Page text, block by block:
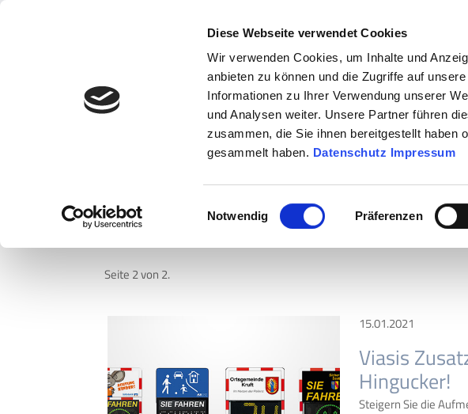
Diese Webseite verwendet Cookies
Wir verwenden Cookies, um Inhalte und
anbieten zu können und die Zugriffe auf
Informationen zu Ihrer Verwendung unserer
und Analysen weiter. Unsere Partner führen
zusammen, die Sie ihnen bereitgestellt haben
gesammelt haben. Datenschutz Impressum
Einwilligungsauswahl
Notwendig Präferenzen
Aktuelles von via traffic aus
Seite 2 von 2.
15.01.2021
Viasis
Hingucker!
Steigern Sie die